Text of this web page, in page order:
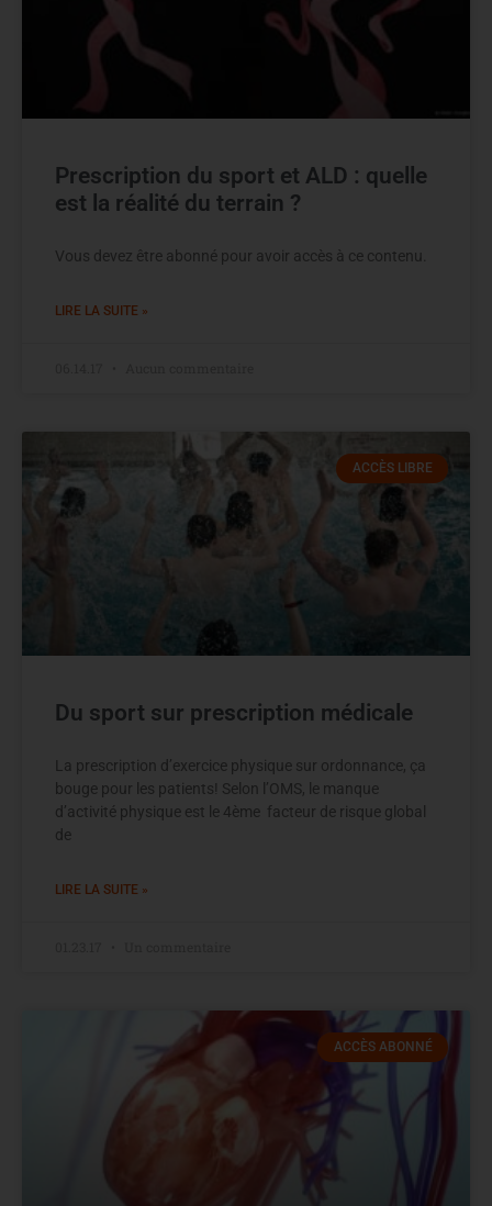
Prescription du sport et ALD : quelle
est la réalité du terrain ?
Vous devez être abonné pour avoir accès à ce contenu.
LIRE LA SUITE »
ACCÈS LIBRE
Du sport sur prescription médicale
La prescription d’exercice physique sur ordonnance, ça
bouge pour les patients! Selon l’OMS, le manque
d’activité physique est le 4ème facteur de risque global
de
LIRE LA SUITE »
ACCÈS ABONNÉ